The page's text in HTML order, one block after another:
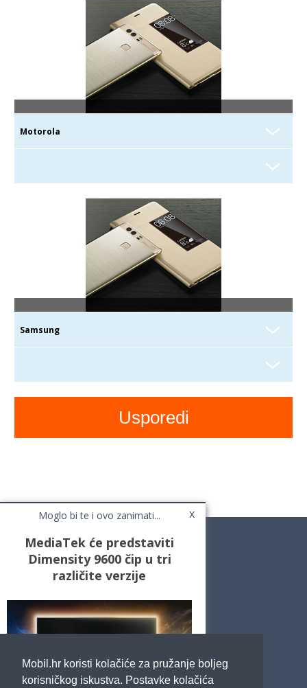
Mobil.hr koristi kolačiće za pružanje boljeg
korisničkog iskustva. Postavke kolačića
Moglo bi te i ovo zanimati... x
MediaTek će predstaviti
Dimensity 9600 čip u tri
različite verzije
Top Liste
Cafe Mobil
Usporedi mobitele
Impressum
Marketing